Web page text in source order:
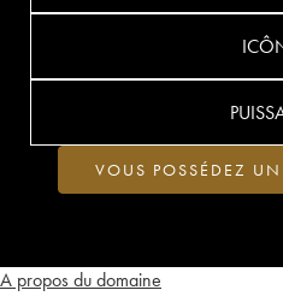
A propos du domaine
VOUS POSSÉDEZ